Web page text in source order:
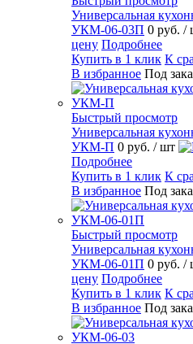
Универсальная
УКМ-06-03П 0 руб. /
цену Подробнее
Купить в 1 клик К
В избранное Под
Быстрый просмотр
Универсальная
УКМ-П 0 руб. / шт
Подробнее
Купить в 1 клик К
В избранное Под
Быстрый просмотр
Универсальная
УКМ-06-01П 0 руб. /
цену Подробнее
Купить в 1 клик К
В избранное Под